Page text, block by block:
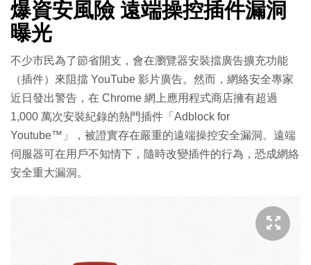
爆資安風險 遠端操控插件漏洞
曝光
不少市民為了節省開支，會在瀏覽器安裝擋廣告擴充功能
（插件）來阻擋 YouTube 影片廣告。然而，網絡安全專家
近日發出警告，在 Chrome 網上應用程式商店擁有超過
1,000 萬次安裝紀錄的熱門插件「Adblock for
Youtube™」，被證實存在嚴重的遠端操控安全漏洞。遠端
伺服器可在用戶不知情下，隨時改變插件的行為，恐成網絡
安全重大漏洞。